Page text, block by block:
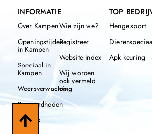
INFORMATIE
Over Kampen
Openingstijden
in Kampen
Speciaal in
Kampen
Weersverwachting
Beroemdheden
Nieuws
Wie zijn we?
Registreer
Website index
Wij worden
ook vermeld
op
TOP
Hengelsport
Apk keuring